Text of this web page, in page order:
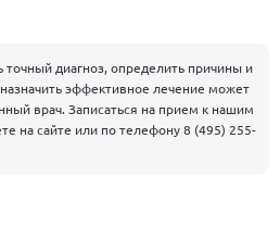
точный диагноз, определить причины и
эффективное лечение может
врач. Записаться на прием к нашим
на сайте или по телефону8 (495) 255-